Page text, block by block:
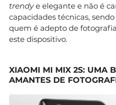
trendye elegante e não é
capacidades técnicas,
quem é adepto de
este dispositivo.
XIAOMI MI MIX 2S: UMA
AMANTES DE